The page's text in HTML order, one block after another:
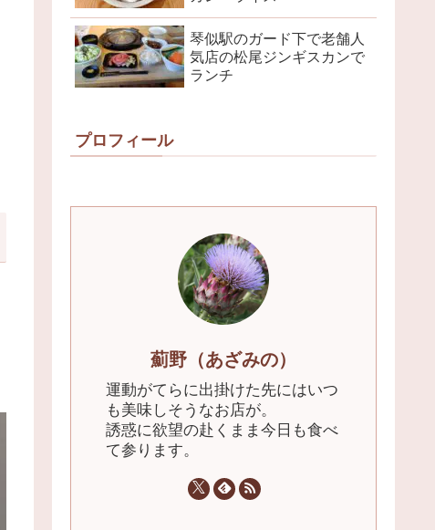
琴似駅のガード下で老舗人
気店の松尾ジンギスカンで
ランチ
プロフィール
薊野（あざみの）
運動がてらに出掛けた先にはいつ
も美味しそうなお店が。
誘惑に欲望の赴くまま今日も食べ
て参ります。